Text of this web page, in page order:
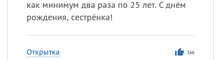
как минимум два раза по 25 лет. С днём
рождения, сестрёнка!
Открытка 166